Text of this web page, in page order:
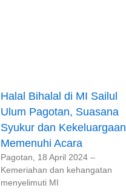
Halal Bihalal di MI Sailul
Ulum Pagotan, Suasana
Syukur dan Kekeluargaan
Memenuhi Acara
Pagotan, 18 April 2024 –
Kemeriahan dan kehangatan
menyelimuti MI